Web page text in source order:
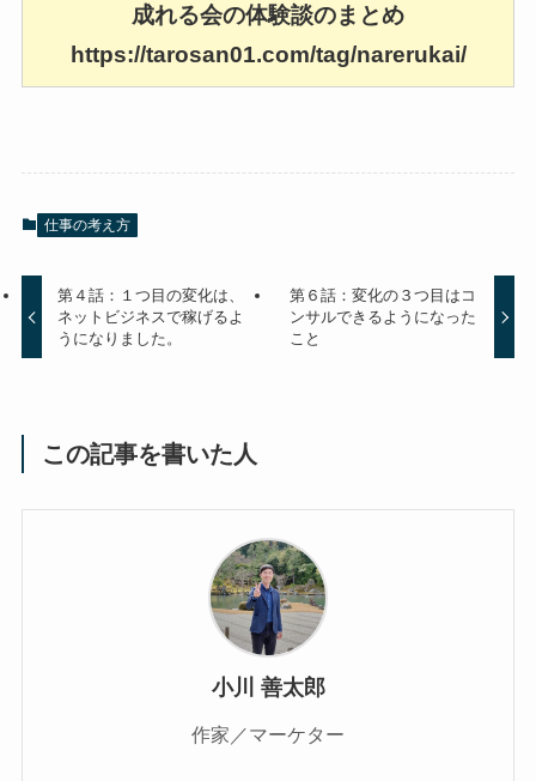
成れる会の体験談のまとめ
https://tarosan01.com/tag/narerukai/
仕事の考え方
第４話：１つ目の変化は、
ネットビジネスで稼げるよ
うになりました。
第６話：変化の３つ目はコ
ンサルできるようになった
こと
この記事を書いた人
小川 善太郎
作家／マーケター